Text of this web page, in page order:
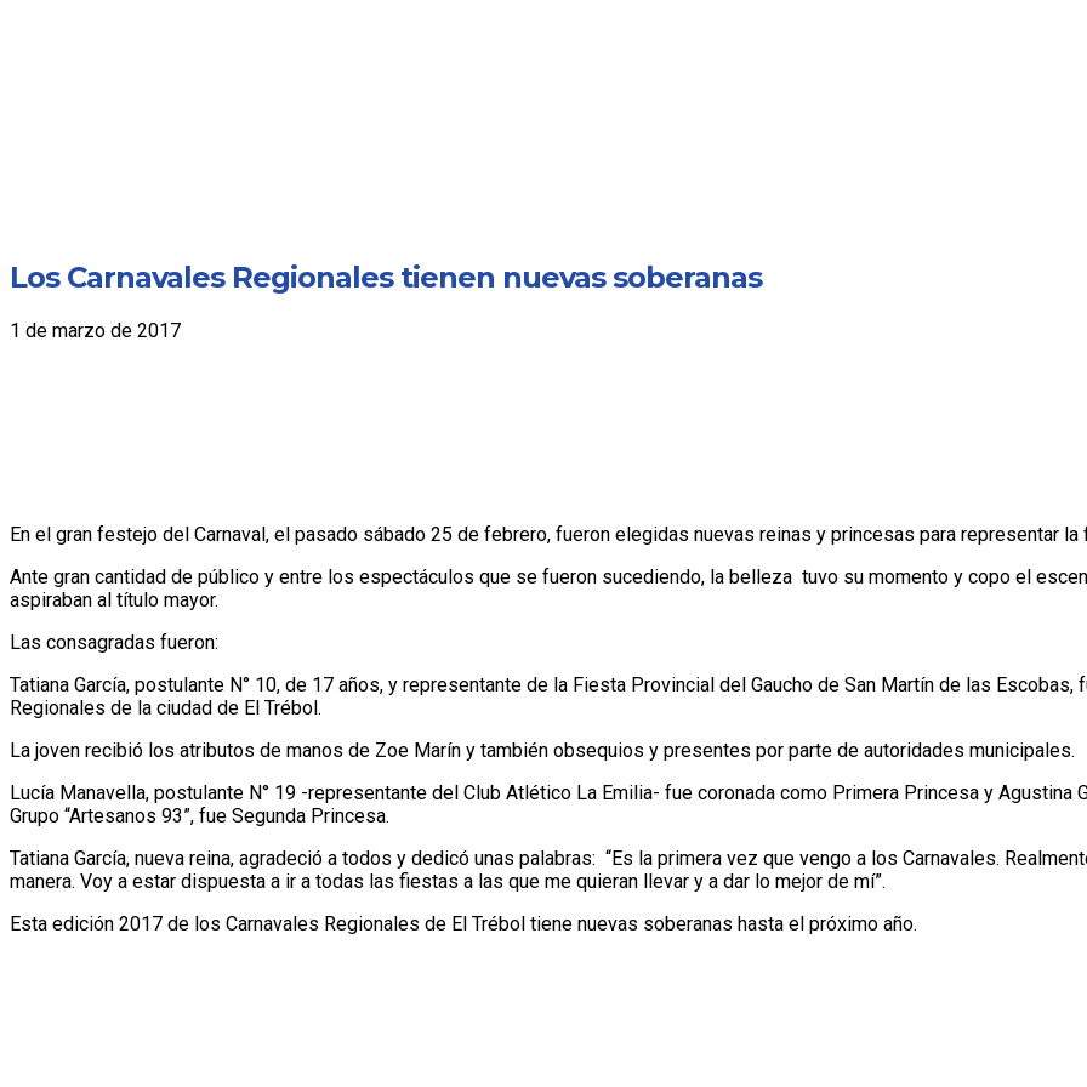
Los Carnavales Regionales tienen nuevas soberanas
1 de marzo de 2017
En el gran festejo del Carnaval, el pasado sábado 25 de febrero, fueron elegidas nuevas reinas y princesas para representar la
Ante gran cantidad de público y entre los espectáculos que se fueron sucediendo, la belleza tuvo su momento y copo el
aspiraban al título mayor.
Las consagradas fueron:
Tatiana García, postulante N° 10, de 17 años, y representante de la Fiesta Provincial del Gaucho de San Martín de las
Regionales de la ciudad de El Trébol.
La joven recibió los atributos de manos de Zoe Marín y también obsequios y presentes por parte de autoridades municipales.
Lucía Manavella, postulante N° 19 -representante del Club Atlético La Emilia- fue coronada como Primera Princesa y Agustina
Grupo “Artesanos 93”, fue Segunda Princesa.
Tatiana García, nueva reina, agradeció a todos y dedicó unas palabras: “Es la primera vez que vengo a los Carnavales.
manera. Voy a estar dispuesta a ir a todas las fiestas a las que me quieran llevar y a dar lo mejor de mí”.
Esta edición 2017 de los Carnavales Regionales de El Trébol tiene nuevas soberanas hasta el próximo año.